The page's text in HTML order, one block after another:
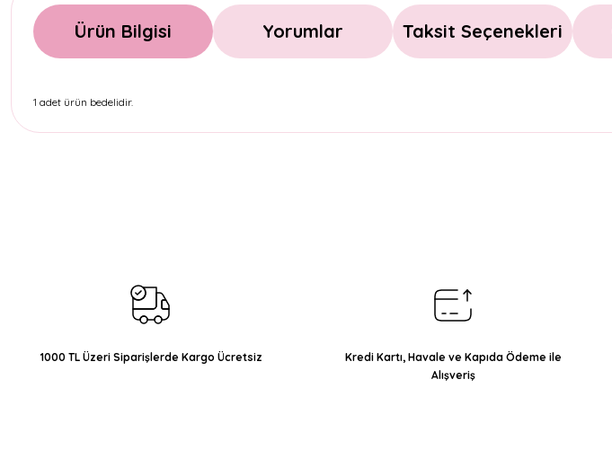
Ürün Bilgisi Yorumlar Taksit Seçenekleri
1 adet ürün bedelidir.
Ürün fiyatı diğer sitelerden daha pahalı.
Bu ürüne benzer farklı alternatifler olmalı.
1000 TL Üzeri Siparişlerde Kargo Ücretsiz
Kredi Kartı, Havale ve Kapıda Ödeme ile
Alışveriş